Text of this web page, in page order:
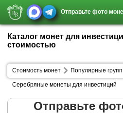
Отправьте фото
Каталог монет для
стоимостью
Стоимость монет Популярные
Серебряные монеты для инвестиций
Отправьте